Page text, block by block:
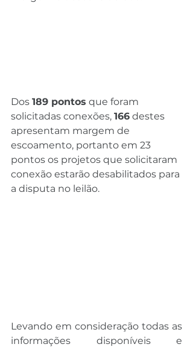
Dos 189 pontos que foram
solicitadas conexões, 166 destes
apresentam margem de
escoamento, portanto em 23
pontos os projetos que solicitaram
conexão estarão desabilitados para
a disputa no leilão.
Levando em consideração todas as
informações disponíveis e